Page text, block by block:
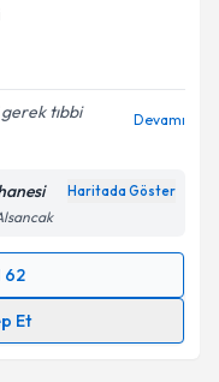
belirtilen
ediyorum.
tıbbi
Devamı
Haritada Göster
62
Et